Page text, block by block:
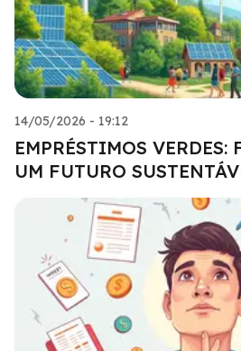
14/05/2026 - 19:12
EMPRÉSTIMOS
UM FUTURO